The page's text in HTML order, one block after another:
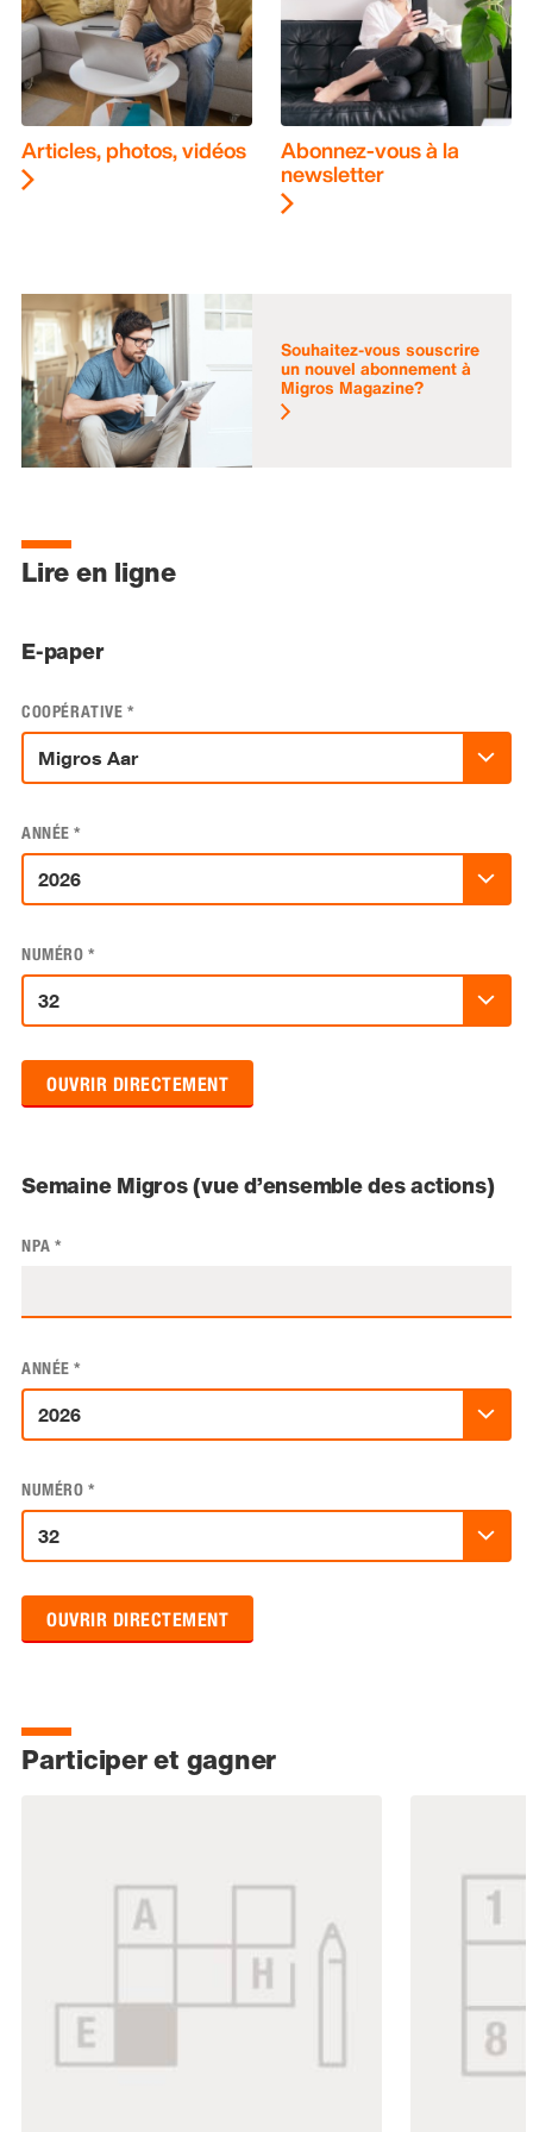
Articles, photos, vidéos Abonnez-vous à la
newsletter
Souhaitez-vous souscrire
un nouvel abonnement à
Migros Magazine?
Lire en ligne
E-paper
COOPÉRATIVE *
ANNÉE *
NUMÉRO *
OUVRIR DIRECTEMENT
Semaine Migros (vue d’ensemble des actions)
NPA *
ANNÉE *
NUMÉRO *
OUVRIR DIRECTEMENT
Participer et gagner